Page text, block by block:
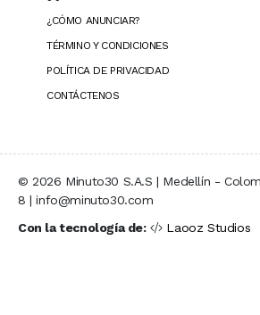
¿CÓMO ANUNCIAR?
TÉRMINO Y CONDICIONES
POLÍTICA DE PRIVACIDAD
CONTÁCTENOS
© 2026 Minuto30 S.A.S | Medellín -
8 | info@minuto30.com
Con la tecnología de:
Laooz Studios